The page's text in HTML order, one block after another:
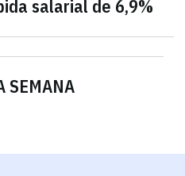
SEMANA
salarial de 6,9%